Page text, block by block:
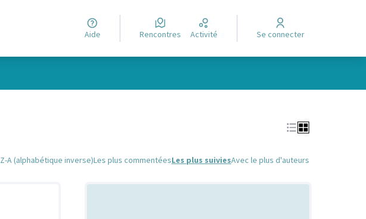
Aide Rencontres Activité Se connecter
Z-A (alphabétique inverse)Les plus commentéesLes plus suiviesAvec le plus d'auteurs